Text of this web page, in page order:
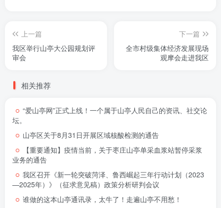
上一篇
我区举行山亭大公园规划评
审会
下一篇
全市村级集体经济发展现场
观摩会走进我区
相关推荐
“爱山亭网”正式上线！一个属于山亭人民自己的资讯、社交论
坛。
山亭区关于8月31日开展区域核酸检测的通告
【重要通知】疫情当前，关于枣庄山亭单采血浆站暂停采浆
业务的通告
我区召开《新一轮突破菏泽、鲁西崛起三年行动计划（2023
—2025年）》（征求意见稿）政策分析研判会议
谁做的这本山亭通讯录，太牛了！走遍山亭不用愁！